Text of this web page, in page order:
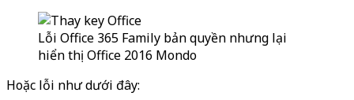
Lỗi Office 365 Family bản quyền nhưng lại
hiển thị Office 2016 Mondo
Hoặc lỗi như dưới đây: